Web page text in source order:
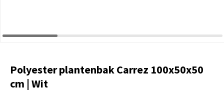
Polyester plantenbak Carrez 100x50x50
cm | Wit